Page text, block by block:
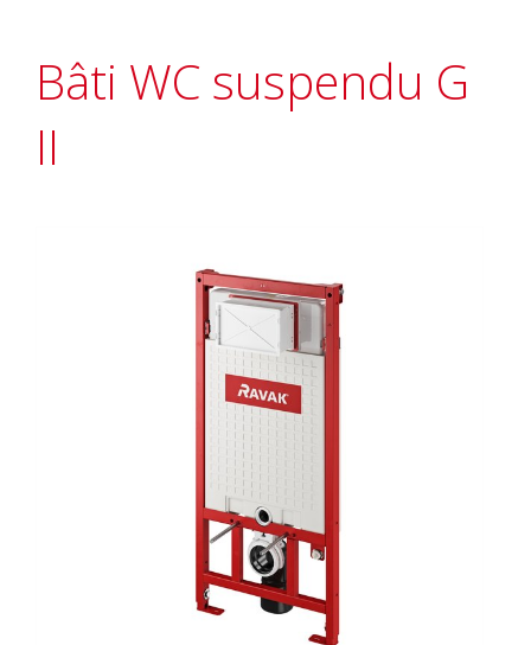
Bâti WC suspendu G
II